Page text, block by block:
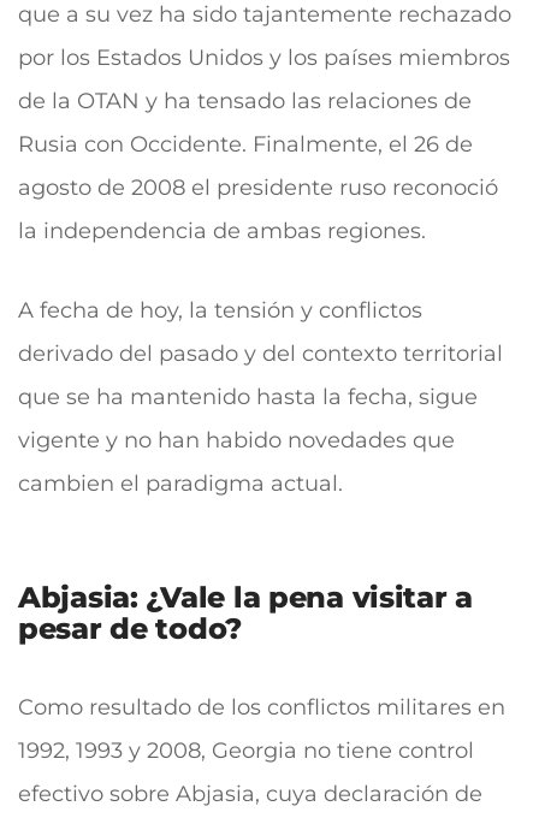
que a su vez ha sido tajantemente rechazado
por los Estados Unidos y los países miembros
de la OTAN y ha tensado las relaciones de
Rusia con Occidente. Finalmente, el 26 de
agosto de 2008 el presidente ruso reconoció
la independencia de ambas regiones.
A fecha de hoy, la tensión y conflictos
derivado del pasado y del contexto territorial
que se ha mantenido hasta la fecha, sigue
vigente y no han habido novedades que
cambien el paradigma actual.
Abjasia: ¿Vale la pena visitar a
pesar de todo?
Como resultado de los conflictos militares en
1992, 1993 y 2008, Georgia no tiene control
efectivo sobre Abjasia, cuya declaración de